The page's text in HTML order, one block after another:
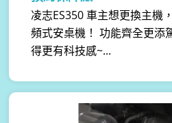
凌志ES350 車主想更換主機
頻式安桌機！ 功能齊全更添
得更有科技感~...